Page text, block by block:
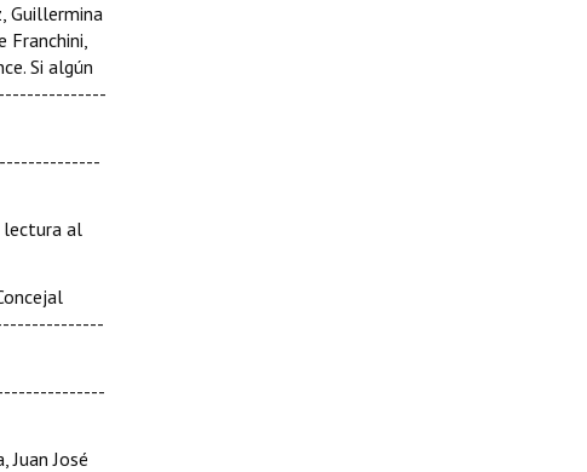
Guillermina
Franchini,
Si algún
lectura al
Juan José